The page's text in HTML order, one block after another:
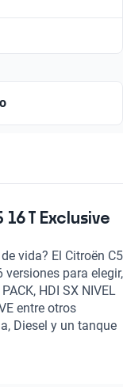
T Exclusive
vida? El Citroën C5
para elegir,
HDI SX NIVEL
entre otros
Diesel y un tanque
de elegir entre